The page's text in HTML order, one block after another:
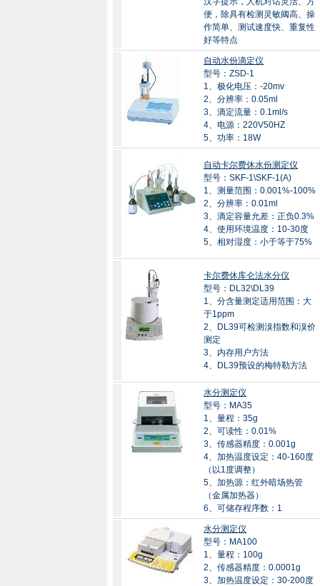
便，除具有检测灵敏阈高、操
作简单、测试速度快、重复性
好等特点
自动水份滴定仪
型号：ZSD-1
1、极化电压：-20mv
2、分辨率：0.05ml
3、滴定流量：0.1ml/s
4、电源：220V50HZ
5、功率：18W
自动卡尔费休水份测定仪
型号：SKF-1\SKF-1(A)
1、测量范围：0.001%-100%
2、分辨率：0.01ml
3、滴定容量允差：正负0.3%
4、使用环境温度：10-30度
5、相对湿度：小于等于75%
卡尔费休库仑法水分仪
型号：DL32\DL39
1、分含量测定适用范围：大
于1ppm
2、DL39可检测溴指数和溴价
测定
3、内存用户方法
4、DL39预设的梅特勒方法
水分测定仪
型号：MA35
1、量程：35g
2、可读性：0.01%
3、传感器精度：0.001g
4、加热温度设定：40-160度
（以1度调整）
5、加热源：红外暗场热管
（金属加热器）
6、可储存程序数：1
水分测定仪
型号：MA100
1、量程：100g
2、传感器精度：0.0001g
3、加热温度设定：30-200度